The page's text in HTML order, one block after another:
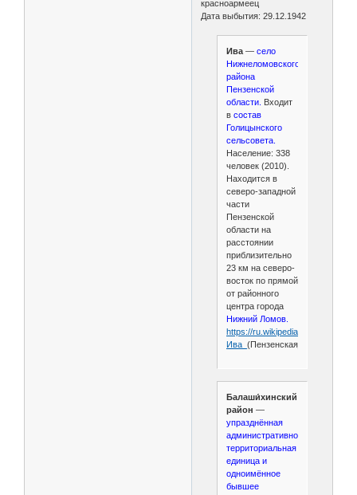
красноармеец
Дата выбытия: 29.12.1942
Ива — село
Нижнеломовского
района
Пензенской
области. Входит
в состав
Голицынского
сельсовета.
Население: 338
человек (2010).
Находится в
северо-западной
части
Пензенской
области на
расстоянии
приблизительно
23 км на северо-
восток по прямой
от районного
центра города
Нижний Ломов.
https://ru.wikipedia.org/wiki/
Ива_ (Пензенская_область)
Балаши́хинский
район —
упразднённая
административно-
территориальная
единица и
одноимённое
бывшее